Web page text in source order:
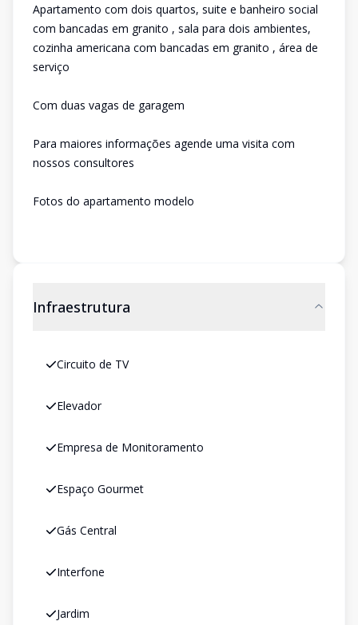
Apartamento com dois quartos, suite e banheiro social
com bancadas em granito , sala para dois ambientes,
cozinha americana com bancadas em granito , área de
serviço
Com duas vagas de garagem
Para maiores informações agende uma visita com
nossos consultores
Fotos do apartamento modelo
Infraestrutura
Circuito de TV
Elevador
Empresa de Monitoramento
Espaço Gourmet
Gás Central
Interfone
Jardim